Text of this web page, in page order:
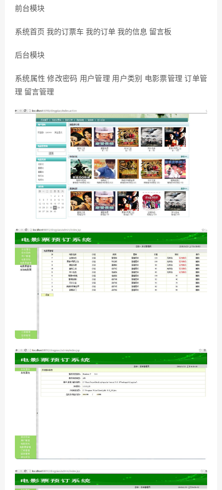
前台模块
系统首页 我的订票车 我的订单 我的信息 留言板
后台模块
系统属性 修改密码 用户管理 用户类别 电影票管理 订单管
理 留言管理